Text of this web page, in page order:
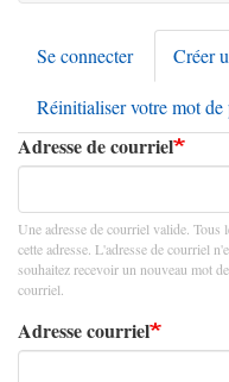
Onglets
principaux
Se connecter Créer
Réinitialiser votre mot de
Adresse de courriel
Une adresse de courriel valide. Tous
cette adresse. L'adresse de courriel
souhaitez recevoir un nouveau mot
courriel.
Adresse courriel